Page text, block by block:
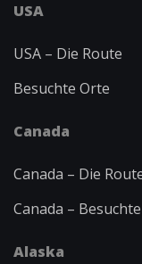
USA
USA – Die Route
Besuchte Orte
Canada
Canada – Die
Canada –
Alaska